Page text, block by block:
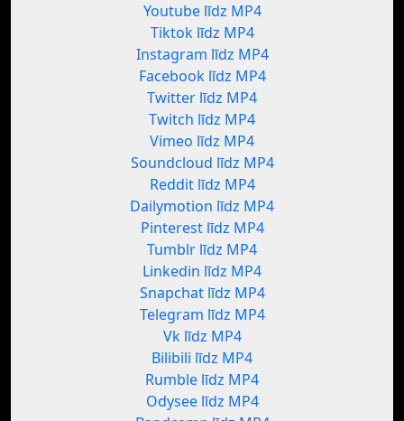
Youtube līdz MP4
Tiktok līdz MP4
Instagram līdz MP4
Facebook līdz MP4
Twitter līdz MP4
Twitch līdz MP4
Vimeo līdz MP4
Soundcloud līdz MP4
Reddit līdz MP4
Dailymotion līdz MP4
Pinterest līdz MP4
Tumblr līdz MP4
Linkedin līdz MP4
Snapchat līdz MP4
Telegram līdz MP4
Vk līdz MP4
Bilibili līdz MP4
Rumble līdz MP4
Odysee līdz MP4